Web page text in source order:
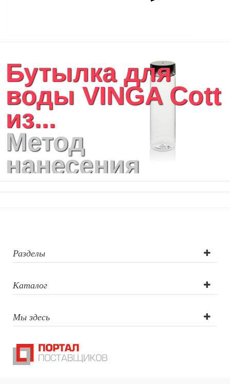
Бутылка для
воды VINGA Cott
из...
Метод
нанесения
печать, круговая
шелкография,
объемная
наклейка
Разделы
Каталог
Мы здесь